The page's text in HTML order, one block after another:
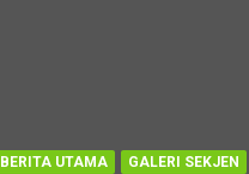
BERITA UTAMA
GALERI SEKJEN